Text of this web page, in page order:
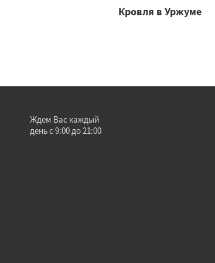
Кровля в Уржуме
Ждем Вас каждый
день с 9:00 до 21:00